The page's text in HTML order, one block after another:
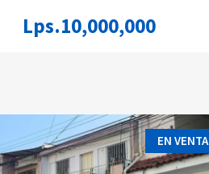
Lps.10,000,000
EN VENTA